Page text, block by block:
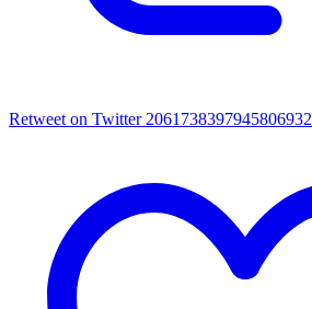
Retweet on Twitter 2061738397945806932